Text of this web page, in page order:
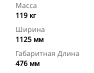
Масса
119 кг
Ширина
1125 мм
Габаритная Длина
476 мм